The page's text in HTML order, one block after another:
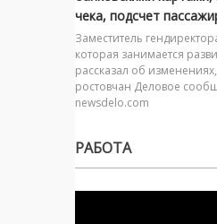
чека, подсчет
Заместитель
которая занимается
рассказал об
ростовчан Деловое
newsdelo.com
РАБОТА